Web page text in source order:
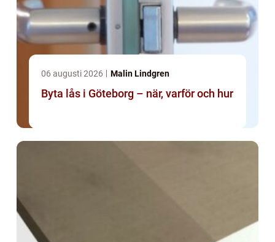
06 augusti 2026 Malin Lindgren
Byta lås i Göteborg – när, varför och hur